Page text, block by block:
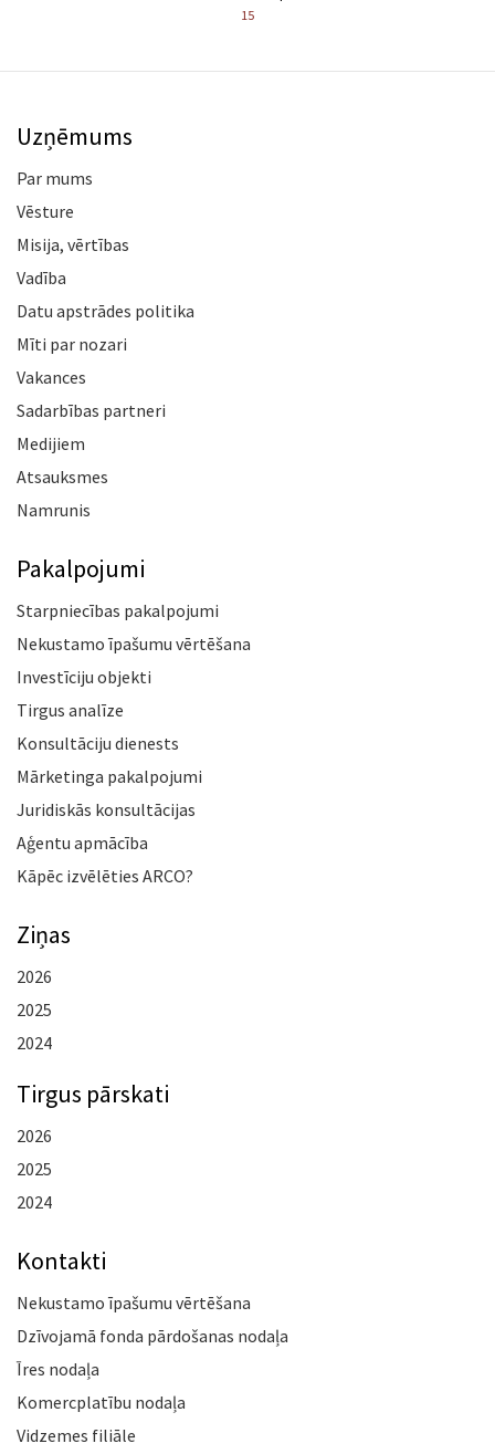
15
Uzņēmums
Par mums
Vēsture
Misija, vērtības
Vadība
Datu apstrādes politika
Mīti par nozari
Vakances
Sadarbības partneri
Medijiem
Atsauksmes
Namrunis
Pakalpojumi
Starpniecības pakalpojumi
Nekustamo īpašumu vērtēšana
Investīciju objekti
Tirgus analīze
Konsultāciju dienests
Mārketinga pakalpojumi
Juridiskās konsultācijas
Aģentu apmācība
Kāpēc izvēlēties ARCO?
Ziņas
2026
2025
2024
Tirgus pārskati
2026
2025
2024
Kontakti
Nekustamo īpašumu vērtēšana
Dzīvojamā fonda pārdošanas nodaļa
Īres nodaļa
Komercplatību nodaļa
Vidzemes filiāle